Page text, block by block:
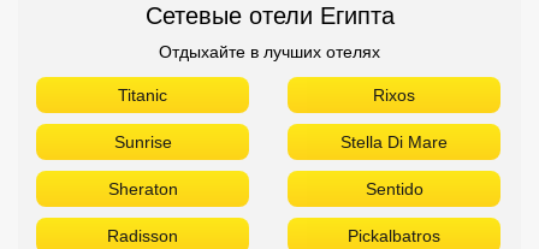
Сетевые отели Египта
Отдыхайте в лучших отелях
Titanic Rixos
Sunrise Stella Di Mare
Sheraton Sentido
Radisson Pickalbatros